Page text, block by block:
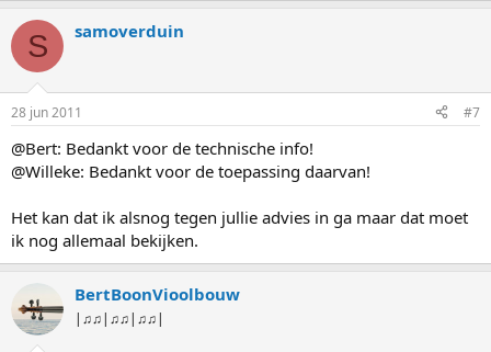
S samoverduin
28 jun 2011 #7
@Bert: Bedankt voor de technische info!
@Willeke: Bedankt voor de toepassing daarvan!
Het kan dat ik alsnog tegen jullie advies in ga maar dat moet
ik nog allemaal bekijken.
BertBoonVioolbouw
|♫♫|♫♫|♫♫|